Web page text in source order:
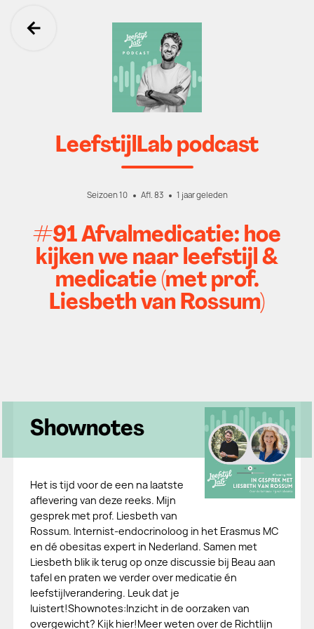
Ga terug
LeefstijlLab podcast
Seizoen 10 Afl. 83 1 jaar geleden
#91 Afvalmedicatie: hoe
kijken we naar leefstijl &
medicatie (met prof.
Liesbeth van Rossum)
Shownotes
Het is tijd voor de een na laatste
aflevering van deze reeks. Mijn
gesprek met prof. Liesbeth van
Rossum. Internist-endocrinoloog in het Erasmus MC
en dé obesitas expert in Nederland. Samen met
Liesbeth blik ik terug op onze discussie bij Beau aan
tafel en praten we verder over medicatie én
leefstijlverandering. Leuk dat je
luistert!Shownotes:Inzicht in de oorzaken van
overgewicht? Kijk hier!Meer weten over de Richtlijn